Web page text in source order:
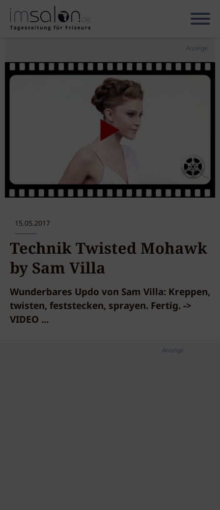
Anzeige
15.05.2017
Technik Twisted Mohawk
by Sam Villa
Wunderbares Updo von Sam Villa: Kreppen,
twisten, feststecken, sprayen. Fertig. ->
VIDEO ...
Anzeige